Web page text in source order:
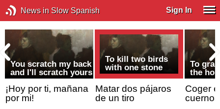
News in Slow Spanish Sign In
You scratch my back
and I'll scratch yours
¡Hoy por ti, mañana
por mi!
To kill two birds
with one stone
Matar dos pájaros
de un tiro
To
the
Coger
cuernos